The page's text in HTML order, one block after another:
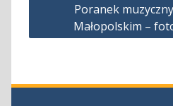
Poranek
Małopolskim –